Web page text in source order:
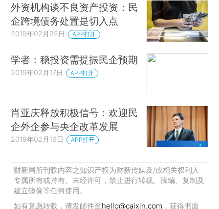
外资机构谈不良资产投资：民
企跨境债务处置是切入点
2019年02月25日 APP打开
学者：稳投资需提振民企预期
2019年02月17日 APP打开
肖亚庆释放积极信号：欢迎民
企外企参与央企改革发展
2019年02月16日 APP打开
财新网所刊载内容之知识产权为财新传媒及/或相关权利人
专属所有或持有。未经许可，禁止进行转载、摘编、复制及
建立镜像等任何使用。
如有意愿转载，请发邮件至hello@caixin.com ，获得书面